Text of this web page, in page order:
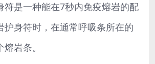
符是一种能在7秒内免疫熔岩的配
护身符时，在通常呼吸条所在的
岩条。